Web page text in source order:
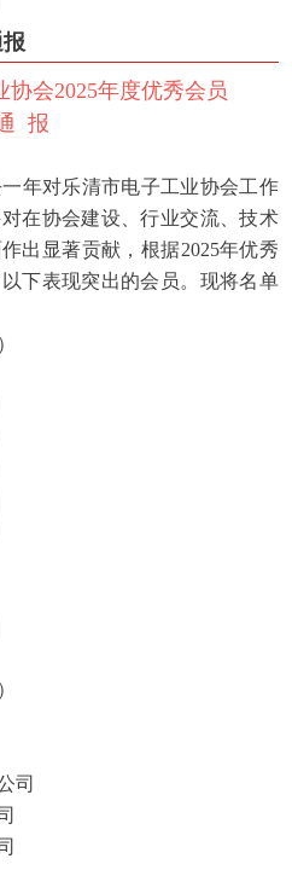
会2025年度优秀会员
报
年对乐清市电子工业协会工作
在协会建设、行业交流、技术
出显著贡献，根据2025年优秀
下表现突出的会员。现将名单
司